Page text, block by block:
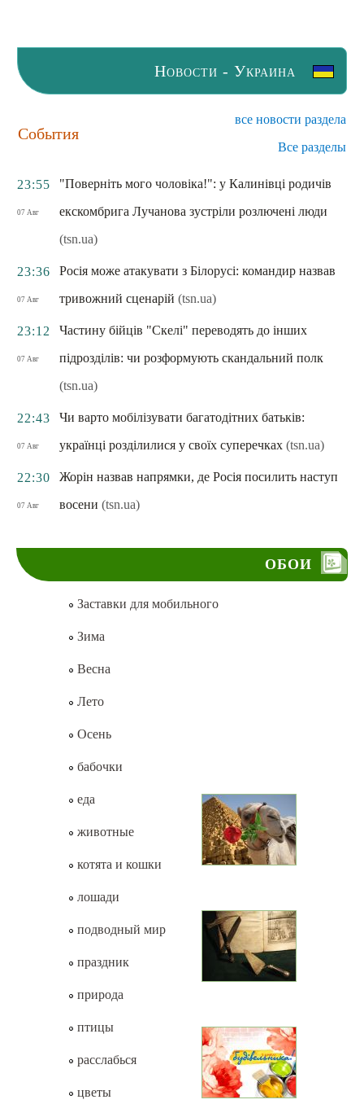
Новости - Украина
События
все новости раздела
Все разделы
23:55
07 Авг
"Поверніть мого чоловіка!": у Калинівці родичів
екскомбрига Лучанова зустріли розлючені люди
(tsn.ua)
23:36
07 Авг
Росія може атакувати з Білорусі: командир назвав
тривожний сценарій (tsn.ua)
23:12
07 Авг
Частину бійців "Скелі" переводять до інших
підрозділів: чи розформують скандальний полк
(tsn.ua)
22:43
07 Авг
Чи варто мобілізувати багатодітних батьків:
українці розділилися у своїх суперечках (tsn.ua)
22:30
07 Авг
Жорін назвав напрямки, де Росія посилить наступ
восени (tsn.ua)
ОБОИ
Заставки для мобильного
Зима
Весна
Лето
Осень
бабочки
еда
животные
котята и кошки
лошади
подводный мир
праздник
природа
птицы
расслабься
цветы